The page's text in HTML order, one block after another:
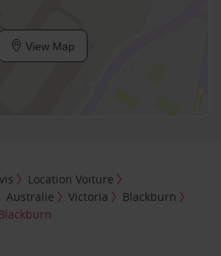
View Map
Location Voiture
Australie Victoria
Blackburn